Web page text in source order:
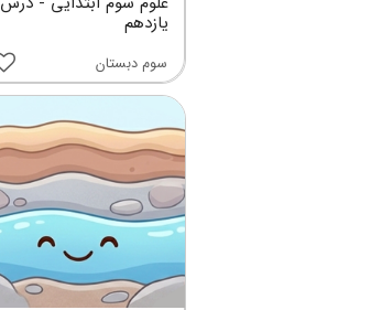
یازدهم
سوم دبستان